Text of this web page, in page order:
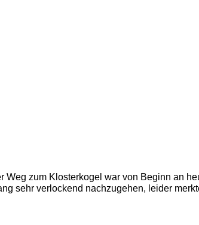
Weg zum Klosterkogel war von Beginn an
sehr verlockend nachzugehen, leider